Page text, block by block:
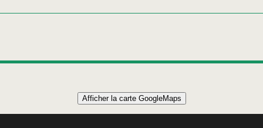
Afficher la carte GoogleMaps